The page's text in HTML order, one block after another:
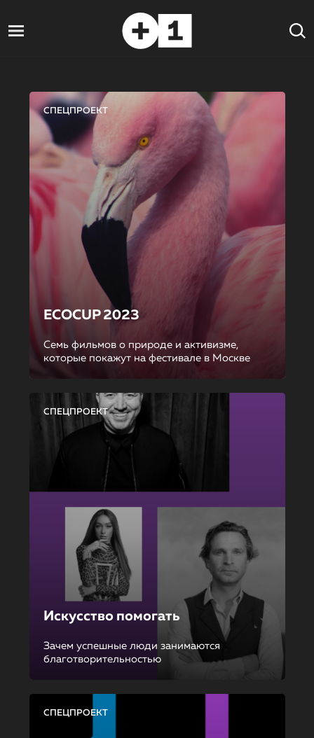
СПЕЦПРОЕКТ
ECOCUP 2023
Семь фильмов о природе и активизме,
которые покажут на фестивале в Москве
СПЕЦПРОЕКТ
Искусство помогать
Зачем успешные люди занимаются
благотворительностью
СПЕЦПРОЕКТ